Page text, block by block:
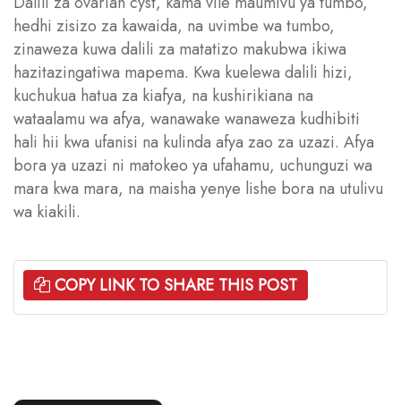
hedhi zisizo za kawaida, na uvimbe wa tumbo,
zinaweza kuwa dalili za matatizo makubwa ikiwa
hazitazingatiwa mapema. Kwa kuelewa dalili hizi,
kuchukua hatua za kiafya, na kushirikiana na
wataalamu wa afya, wanawake wanaweza kudhibiti
hali hii kwa ufanisi na kulinda afya zao za uzazi. Afya
bora ya uzazi ni matokeo ya ufahamu, uchunguzi wa
mara kwa mara, na maisha yenye lishe bora na utulivu
wa kiakili.
COPY LINK TO SHARE THIS POST